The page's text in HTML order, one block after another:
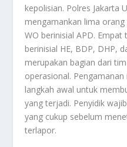
kepolisian. Polres Jakarta
mengamankan lima
WO berinisial APD. Empat
berinisial HE, BDP, DHP,
merupakan bagian dari
operasional. Pengamanan
langkah awal untuk
yang terjadi. Penyidik
yang cukup sebelum
terlapor.